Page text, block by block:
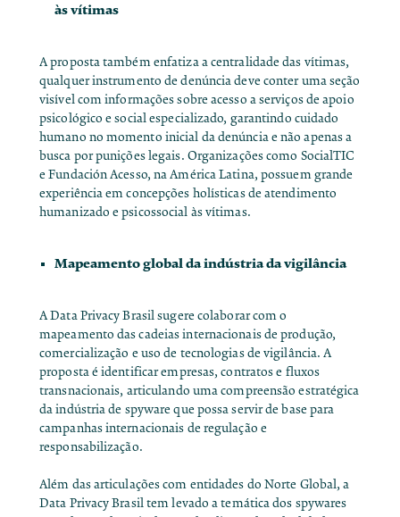
às vítimas
A proposta também enfatiza a centralidade das vítimas,
qualquer instrumento de denúncia deve conter uma seção
visível com informações sobre acesso a serviços de apoio
psicológico e social especializado, garantindo cuidado
humano no momento inicial da denúncia e não apenas a
busca por punições legais. Organizações como SocialTIC
e Fundación Acesso, na América Latina, possuem grande
experiência em concepções holísticas de atendimento
humanizado e psicossocial às vítimas.
Mapeamento global da indústria da vigilância
A Data Privacy Brasil sugere colaborar com o
mapeamento das cadeias internacionais de produção,
comercialização e uso de tecnologias de vigilância. A
proposta é identificar empresas, contratos e fluxos
transnacionais, articulando uma compreensão estratégica
da indústria de spyware que possa servir de base para
campanhas internacionais de regulação e
responsabilização.
Além das articulações com entidades do Norte Global, a
Data Privacy Brasil tem levado a temática dos spywares